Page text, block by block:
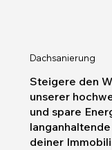
Steigere den
unserer
und spare
deiner
Dachsanierung